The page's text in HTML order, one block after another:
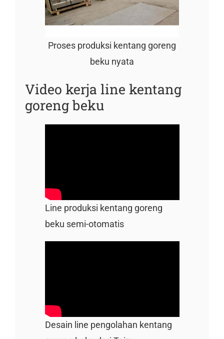
Proses produksi kentang goreng
beku nyata
Video kerja line kentang
goreng beku
Line produksi kentang goreng
beku semi-otomatis
Desain line pengolahan kentang